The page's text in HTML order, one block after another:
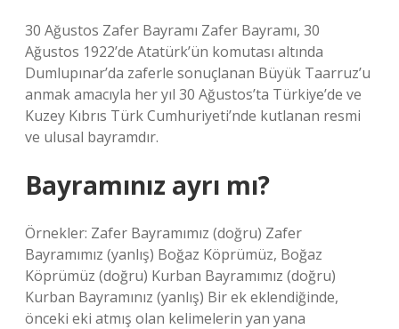
30 Ağustos Zafer Bayramı Zafer Bayramı, 30
Ağustos 1922’de Atatürk’ün komutası altında
Dumlupınar’da zaferle sonuçlanan Büyük Taarruz’u
anmak amacıyla her yıl 30 Ağustos’ta Türkiye’de ve
Kuzey Kıbrıs Türk Cumhuriyeti’nde kutlanan resmi
ve ulusal bayramdır.
Bayramınız ayrı mı?
Örnekler: Zafer Bayramımız (doğru) Zafer
Bayramımız (yanlış) Boğaz Köprümüz, Boğaz
Köprümüz (doğru) Kurban Bayramımız (doğru)
Kurban Bayramınız (yanlış) Bir ek eklendiğinde,
önceki eki atmış olan kelimelerin yan yana